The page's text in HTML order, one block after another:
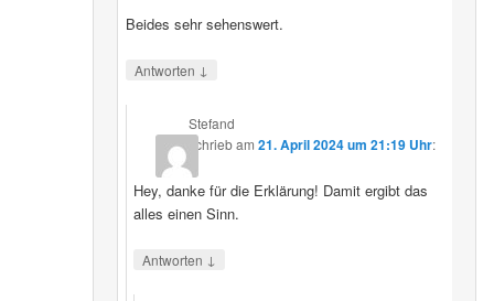
Beides sehr sehenswert.
Antworten ↓
Stefand
schriebam21. April 2024 um 21:19 Uhr:
Hey, danke für die Erklärung! Damit ergibt das
alles einen Sinn.
Antworten ↓